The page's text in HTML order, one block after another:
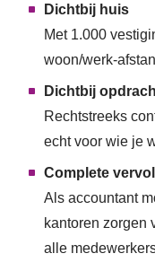
Dichtbij huis
Met 1.000
woon/werk-
Dichtbij
Rechtstreeks
echt voor wie je
Complete
Als accountant
kantoren zorgen
alle